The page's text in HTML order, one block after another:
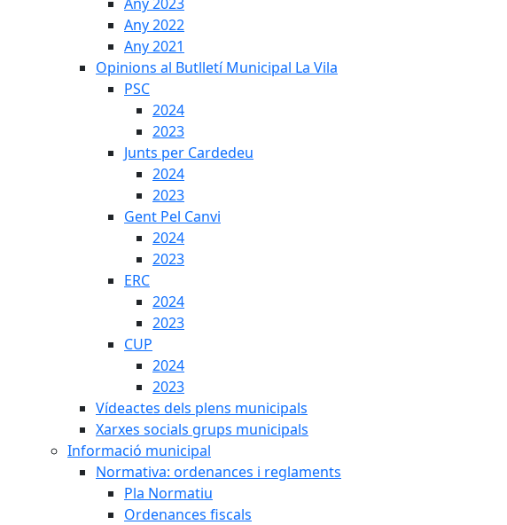
Any 2022
Any 2021
Opinions al Butlletí Municipal La Vila
PSC
2024
2023
Junts per Cardedeu
2024
2023
Gent Pel Canvi
2024
2023
ERC
2024
2023
CUP
2024
2023
Vídeactes dels plens municipals
Xarxes socials grups municipals
Informació municipal
Normativa: ordenances i reglaments
Pla Normatiu
Ordenances fiscals